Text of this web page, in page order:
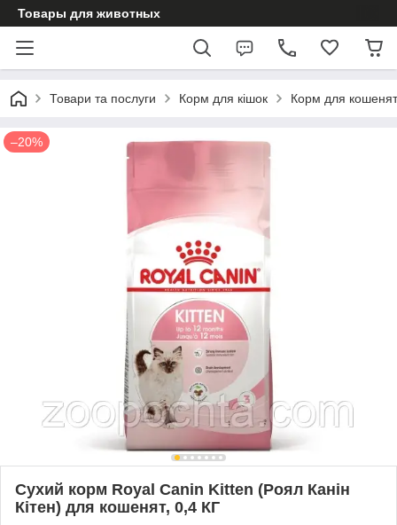
Товары для животных
Товари та послуги Корм для кішок Корм для кошенят
–20%
Сухий корм Royal Canin Kitten (Роял Канін
Кітен) для кошенят, 0,4 КГ